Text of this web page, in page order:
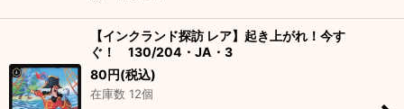
【インクランド探訪 レア】起き上がれ！今す
ぐ！ 130/204・JA・3
80円(税込)
在庫数 12個